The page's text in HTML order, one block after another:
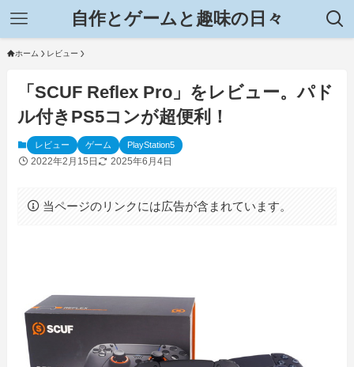
自作とゲームと趣味の日々
ホーム レビュー
「SCUF Reflex Pro」をレビュー。パド
ル付きPS5コンが超便利！
レビュー ゲーム PlayStation5
2022年2月15日 2025年6月4日
当ページのリンクには広告が含まれています。